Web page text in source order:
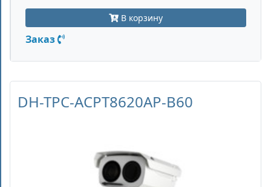
В корзину
Заказ
DH-TPC-ACPT8620AP-B60